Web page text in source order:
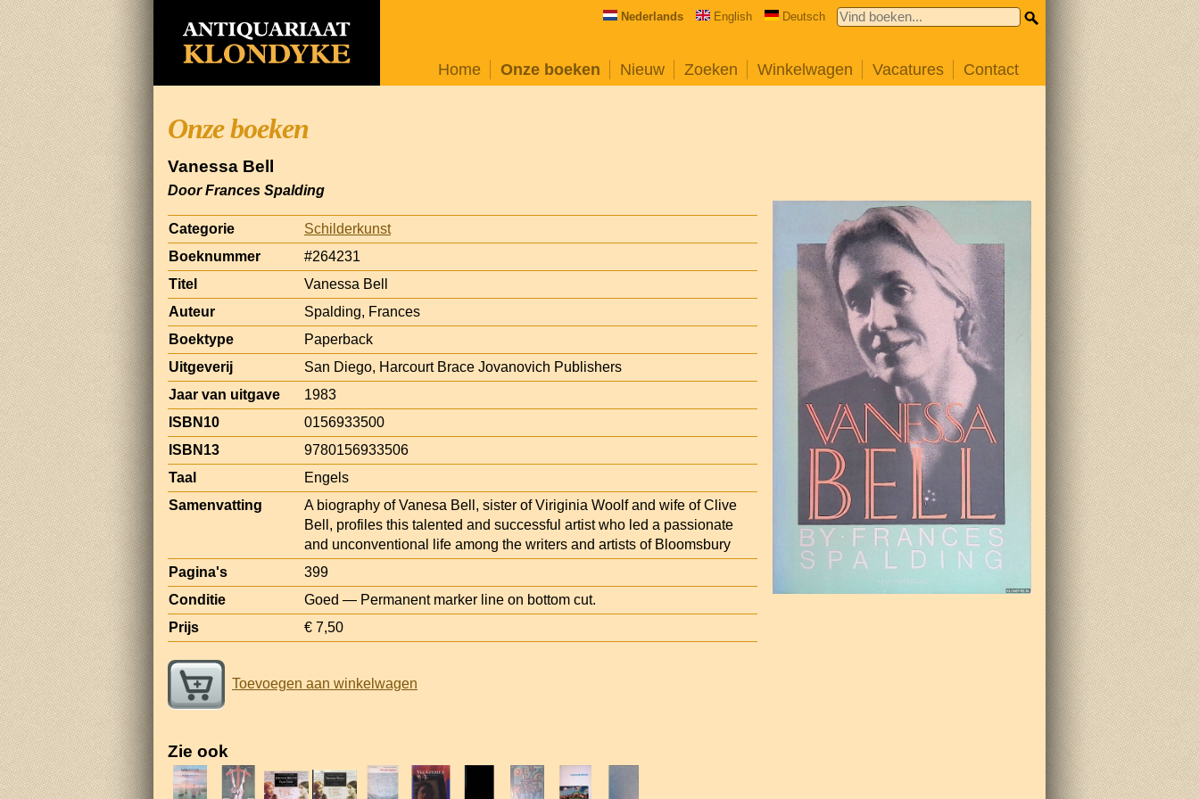
Nederlands English Deutsch
Home Onze boeken Nieuw Zoeken Winkelwagen Vacatures Contact
Onze boeken
Vanessa Bell
Door Frances Spalding
Categorie
Schilderkunst
Boeknummer
#264231
Titel
Vanessa Bell
Auteur
Spalding, Frances
Boektype
Paperback
Uitgeverij
San Diego, Harcourt Brace Jovanovich Publishers
Jaar van uitgave
1983
ISBN10
0156933500
ISBN13
9780156933506
Taal
Engels
Samenvatting
A biography of Vanesa Bell, sister of Viriginia Woolf and wife of Clive
Bell, profiles this talented and successful artist who led a passionate
and unconventional life among the writers and artists of Bloomsbury
Pagina's
399
Conditie
Goed — Permanent marker line on bottom cut.
Prijs
€ 7,50
Toevoegen aan winkelwagen
Zie ook